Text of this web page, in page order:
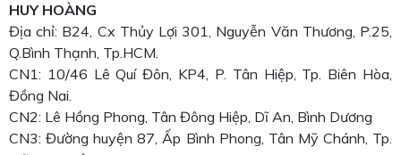
HUY HOÀNG
Địa chỉ: B24, Cx Thủy Lợi 301, Nguyễn Văn Thương, P.25,
Q.Bình Thạnh, Tp.HCM.
CN1: 10/46 Lê Quí Đôn, KP4, P. Tân Hiệp, Tp. Biên Hòa,
Đồng Nai.
CN2: Lê Hồng Phong, Tân Đông Hiệp, Dĩ An, Bình Dương
CN3: Đường huyện 87, Ấp Bình Phong, Tân Mỹ Chánh, Tp.